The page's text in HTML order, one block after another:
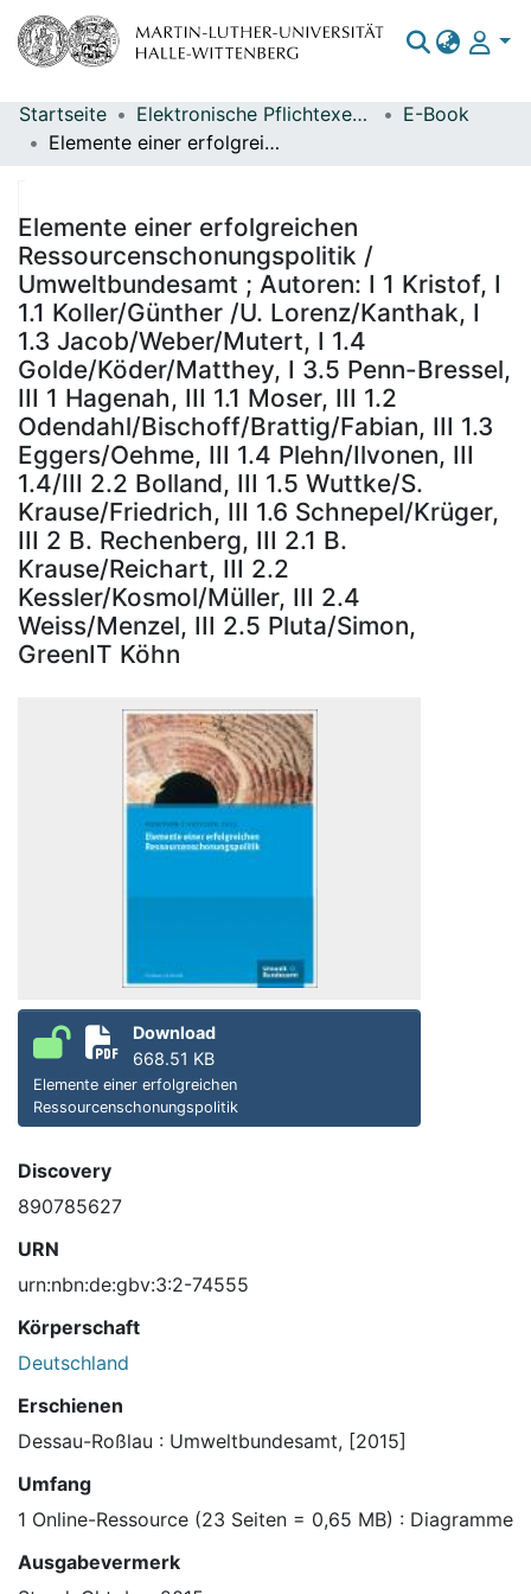
Bereiche & Sammlungen
Statistiken
Startseite Elektronische Pflichtexemplare
E-Book
Elemente einer erfolgreichen Ressourcenschonungspolitik / Umweltbundesamt ; Autoren: I 1 Kristof, I 1.1 Koller/Günther /U. Lorenz/Kanthak, I 1.3 Jacob/Weber/Mutert, I 1.4 Golde/Köder/Matthey, I 3.5 Penn-Bressel, III 1 Hagenah, III 1.1 Moser, III 1.2 Odendahl/Bischoff/Brattig/Fabian, III 1.3 Eggers/Oehme, III 1.4 Plehn/Ilvonen, III 1.4/III 2.2 Bolland, III 1.5 Wuttke/S. Krause/Friedrich, III 1.6 Schnepel/Krüger, III 2 B. Rechenberg, III 2.1 B. Krause/Reichart, III 2.2 Kessler/Kosmol/Müller, III 2.4 Weiss/Menzel, III 2.5 Pluta/Simon, GreenIT Köhn
Elemente einer erfolgreichen
Ressourcenschonungspolitik /
Umweltbundesamt ; Autoren: I 1 Kristof, I
1.1 Koller/Günther /U. Lorenz/Kanthak, I
1.3 Jacob/Weber/Mutert, I 1.4
Golde/Köder/Matthey, I 3.5 Penn-Bressel,
III 1 Hagenah, III 1.1 Moser, III 1.2
Odendahl/Bischoff/Brattig/Fabian, III 1.3
Eggers/Oehme, III 1.4 Plehn/Ilvonen, III
1.4/III 2.2 Bolland, III 1.5 Wuttke/S.
Krause/Friedrich, III 1.6 Schnepel/Krüger,
III 2 B. Rechenberg, III 2.1 B.
Krause/Reichart, III 2.2
Kessler/Kosmol/Müller, III 2.4
Weiss/Menzel, III 2.5 Pluta/Simon,
GreenIT Köhn
Download
668.51 KB
Elemente einer erfolgreichen
Ressourcenschonungspolitik
Discovery
890785627
URN
urn:nbn:de:gbv:3:2-74555
Körperschaft
Deutschland
Erschienen
Dessau-Roßlau : Umweltbundesamt, [2015]
Umfang
1 Online-Ressource (23 Seiten = 0,65 MB) : Diagramme
Ausgabevermerk